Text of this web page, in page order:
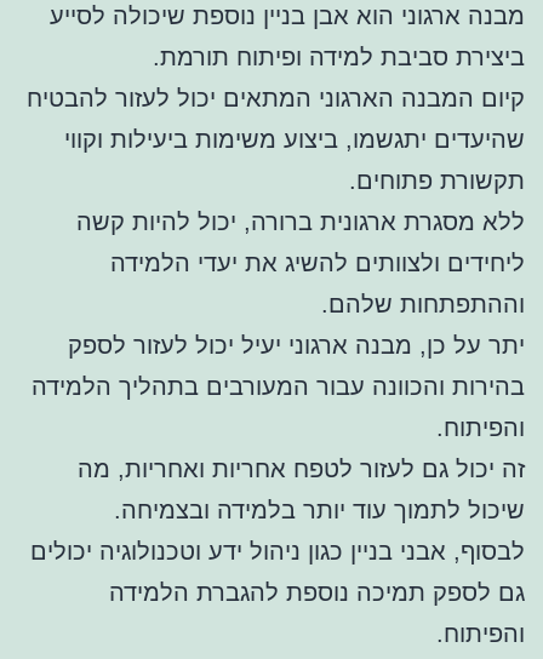
מבנה ארגוני הוא אבן בניין נוספת שיכולה לסייע
ביצירת סביבת למידה ופיתוח תורמת.
קיום המבנה הארגוני המתאים יכול לעזור להבטיח
שהיעדים יתגשמו, ביצוע משימות ביעילות וקווי
תקשורת פתוחים.
ללא מסגרת ארגונית ברורה, יכול להיות קשה
ליחידים ולצוותים להשיג את יעדי הלמידה
וההתפתחות שלהם.
יתר על כן, מבנה ארגוני יעיל יכול לעזור לספק
בהירות והכוונה עבור המעורבים בתהליך הלמידה
והפיתוח.
זה יכול גם לעזור לטפח אחריות ואחריות, מה
שיכול לתמוך עוד יותר בלמידה ובצמיחה.
לבסוף, אבני בניין כגון ניהול ידע וטכנולוגיה יכולים
גם לספק תמיכה נוספת להגברת הלמידה
והפיתוח.